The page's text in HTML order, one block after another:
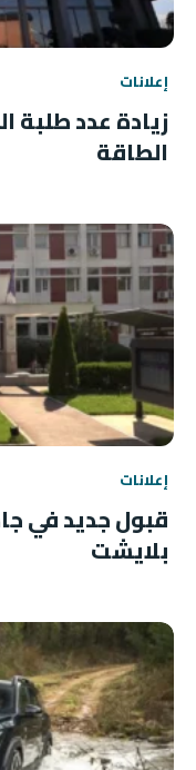
إعلانات
زيادة عدد طلبة
الطاقة
إعلانات
قبول جديد في
بلايشت